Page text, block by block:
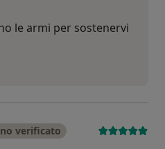
le armi per sostenervi
verificato